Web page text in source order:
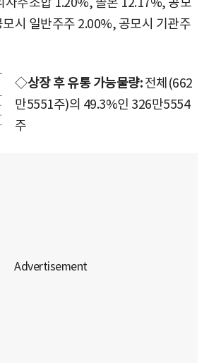
시 일반주주 2.00%, 공모시 기관주
◇상장 후 유통 가능물량:전체(662
만5551주)의 49.3%인 326만5554
주